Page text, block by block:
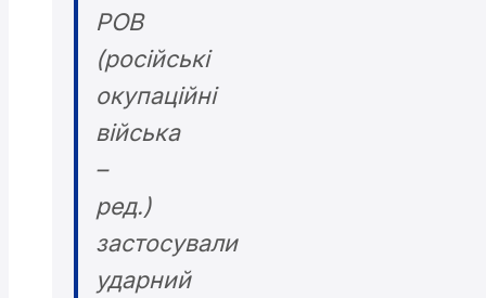
РОВ
(російські
окупаційні
війська
–
ред.)
застосували
ударний